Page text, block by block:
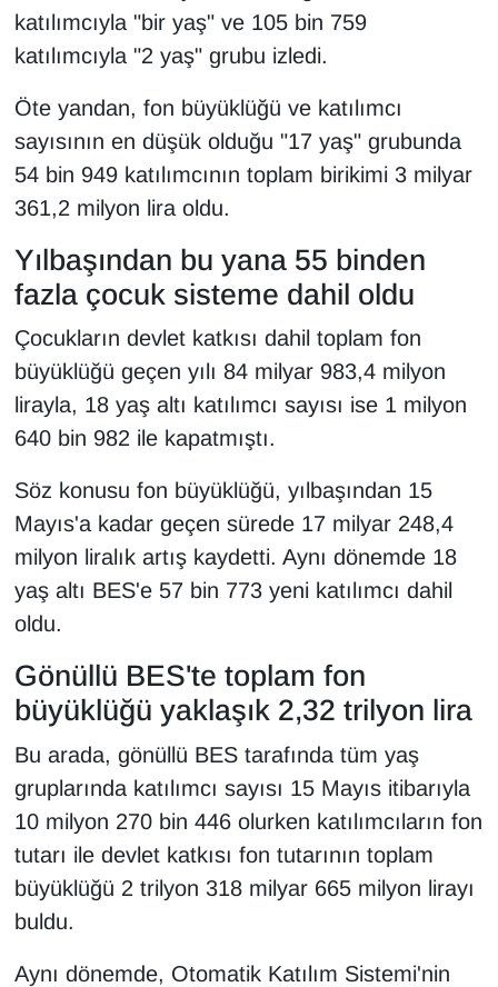
katılımcıyla "bir yaş" ve 105 bin 759
katılımcıyla "2 yaş" grubu izledi.
Öte yandan, fon büyüklüğü ve katılımcı
sayısının en düşük olduğu "17 yaş" grubunda
54 bin 949 katılımcının toplam birikimi 3 milyar
361,2 milyon lira oldu.
Yılbaşından bu yana 55 binden
fazla çocuk sisteme dahil oldu
Çocukların devlet katkısı dahil toplam fon
büyüklüğü geçen yılı 84 milyar 983,4 milyon
lirayla, 18 yaş altı katılımcı sayısı ise 1 milyon
640 bin 982 ile kapatmıştı.
Söz konusu fon büyüklüğü, yılbaşından 15
Mayıs'a kadar geçen sürede 17 milyar 248,4
milyon liralık artış kaydetti. Aynı dönemde 18
yaş altı BES'e 57 bin 773 yeni katılımcı dahil
oldu.
Gönüllü BES'te toplam fon
büyüklüğü yaklaşık 2,32 trilyon lira
Bu arada, gönüllü BES tarafında tüm yaş
gruplarında katılımcı sayısı 15 Mayıs itibarıyla
10 milyon 270 bin 446 olurken katılımcıların fon
tutarı ile devlet katkısı fon tutarının toplam
büyüklüğü 2 trilyon 318 milyar 665 milyon lirayı
buldu.
Aynı dönemde, Otomatik Katılım Sistemi'nin